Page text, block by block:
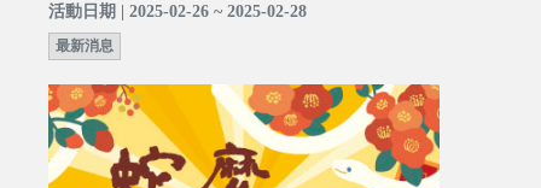
活動日期 | 2025-02-26 ~ 2025-02-28
最新消息